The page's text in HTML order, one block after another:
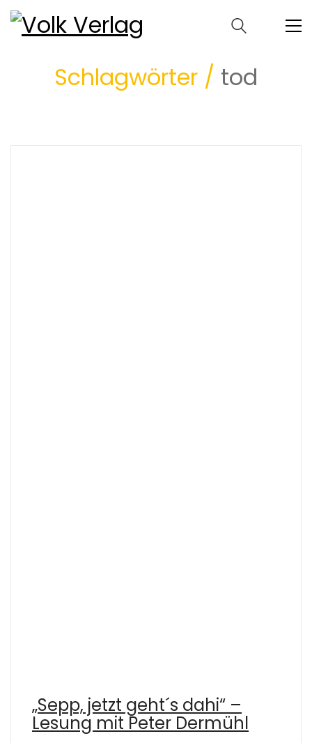
Schlagwörter / tod
„Sepp, jetzt geht´s dahi“ –
Lesung mit Peter Dermühl